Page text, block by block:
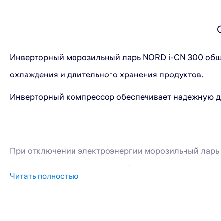
Инверторный морозильный ларь NORD i-CN 300
охлаждения и длительного хранения продуктов.
Инверторный компрессор обеспечивает надежную
При отключении электроэнергии морозильный
Читать полностью